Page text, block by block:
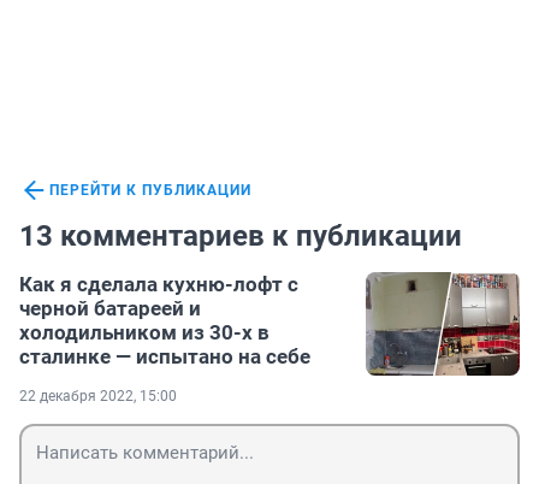
ПЕРЕЙТИ К ПУБЛИКАЦИИ
13 комментариев к публикации
Как я сделала кухню-лофт с
черной батареей и
холодильником из 30-х в
сталинке — испытано на себе
22 декабря 2022, 15:00